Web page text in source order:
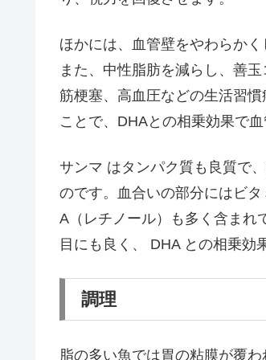
ほかには、血管壁をやわらか
また、中性脂肪を減らし、善
筋梗塞、高血圧などの生活習
ことで、DHAとの相乗効果で血
サンマ はタンパク質も良質で
のです。血合いの部分にはビ
A（レチノール）も多く含まれ
目にも良く、 DHA との相乗効
調理
脂の多い魚では胃の粘膜が覆